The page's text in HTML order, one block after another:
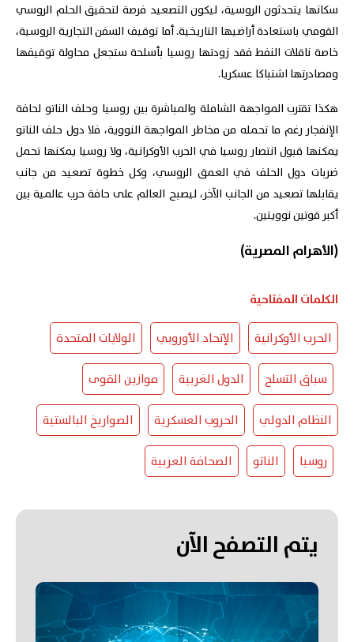
سكانها يتحدثون الروسية، ليكون التصعيد فرصة لتحقيق الحلم الروسي
القومي باستعادة أراضيها التاريخية. أما توقيف السفن التجارية الروسية،
خاصة ناقلات النفط فقد زودتها روسيا بأسلحة ستجعل محاولة توقيفها
ومصادرتها اشتباكا عسكريا.
هكذا تقترب المواجهة الشاملة والمباشرة بين روسيا وحلف الناتو لحافة
الإنفجار رغم ما تحمله من مخاطر المواجهة النووية، فلا دول حلف الناتو
يمكنها قبول انتصار روسيا في الحرب الأوكرانية، ولا روسيا يمكنها تحمل
ضربات دول الحلف في العمق الروسي، وكل خطوة تصعيد من جانب
يقابلها تصعيد من الجانب الآخر، ليصبح العالم على حافة حرب عالمية بين
أكبر قوتين نوويتين.
(الأهرام المصرية)
الكلمات المفتاحية
الحرب الأوكرانية الإتحاد الأوروبي الولايات المتحدة
سباق التسلح الدول الغربية موازين القوى
النظام الدولي الحروب العسكرية الصواريخ البالستية
روسيا الناتو الصحافة العربية
يتم التصفح الآن